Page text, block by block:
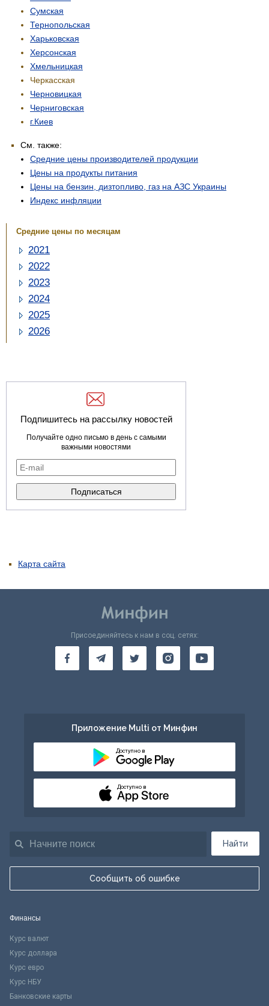
Сумская
Тернопольская
Харьковская
Херсонская
Хмельницкая
Черкасская
Черновицкая
Черниговская
г.Киев
См. также:
Средние цены производителей продукции
Цены на продукты питания
Цены на бензин, дизтопливо, газ на АЗС Украины
Индекс инфляции
Средние цены по месяцам
2021
2022
2023
2024
2025
2026
Подпишитесь на рассылку новостей
Получайте одно письмо в день с самыми
важными новостями
Карта сайта
Найти
Сообщить об ошибке
Присоединяйтесь к нам в соц. сетях:
Приложение Multi от Минфин
Доступно в
Доступно в
Финансы
Курс валют
Курс доллара
Курс евро
Курс НБУ
Банковские карты